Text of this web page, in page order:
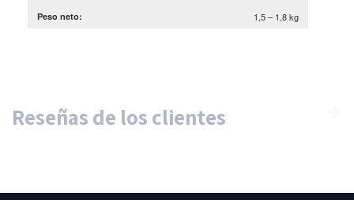
Peso neto: 1,5 – 1,8 kg
Reseñas de los clientes